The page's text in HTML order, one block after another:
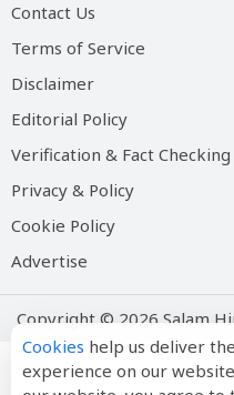
Contact Us
Terms of Service
Disclaimer
Editorial Policy
Verification & Fact Checking
Privacy & Policy
Cookie Policy
Advertise
Copyright © 2026 Salam
Cookies help us deliver
experience on our